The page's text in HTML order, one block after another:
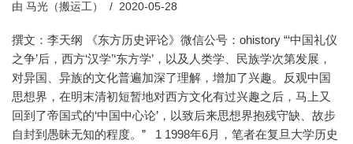
由 马光（搬运工） 2020-05-28
撰文：李天纲 《东方历史评论》微信公号：ohistory “‘中国礼仪
之争’后，西方‘汉学’‘东方学’，以及人类学、民族学次第发展，
对异国、异族的文化普遍加深了理解，增加了兴趣。反观中国
思想界，在明末清初短暂地对西方文化有过兴趣之后，马上又
回到了帝国式的‘中国中心论’，以致后来思想界抱残守缺、故步
自封到愚昧无知的程度。” 1 1998年6月，笔者在复旦大学历史